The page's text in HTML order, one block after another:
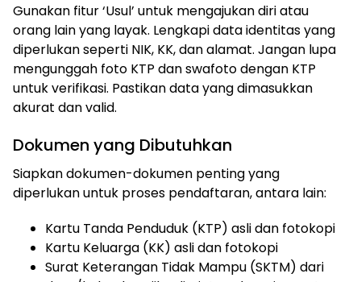
Gunakan fitur ‘Usul’ untuk mengajukan diri atau
orang lain yang layak. Lengkapi data identitas yang
diperlukan seperti NIK, KK, dan alamat. Jangan lupa
mengunggah foto KTP dan swafoto dengan KTP
untuk verifikasi. Pastikan data yang dimasukkan
akurat dan valid.
Dokumen yang Dibutuhkan
Siapkan dokumen-dokumen penting yang
diperlukan untuk proses pendaftaran, antara lain:
Kartu Tanda Penduduk (KTP) asli dan fotokopi
Kartu Keluarga (KK) asli dan fotokopi
Surat Keterangan Tidak Mampu (SKTM) dari